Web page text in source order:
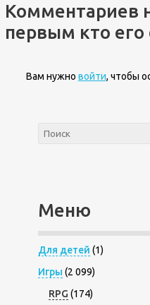
Комментариев
первым кто его
Вам нужно войти, чтобы
Меню
Для детей (1)
Игры (2 099)
RPG (174)